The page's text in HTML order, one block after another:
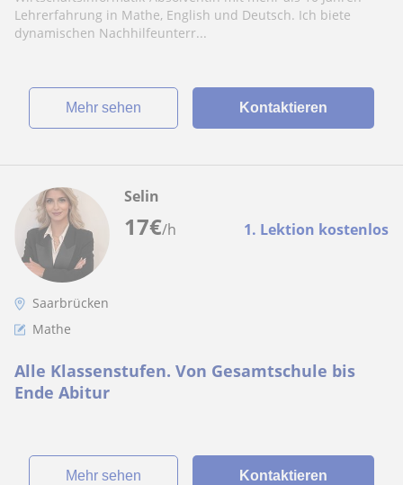
Lehrerfahrung in Mathe, English und Deutsch. Ich biete
dynamischen Nachhilfeunterr...
Mehr sehen Kontaktieren
17€/h 1. Lektion kostenlos
Selin
Saarbrücken
Mathe
Alle Klassenstufen. Von Gesamtschule bis
Ende Abitur
Mehr sehen Kontaktieren